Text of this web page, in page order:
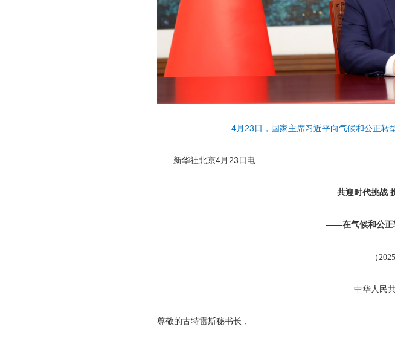
4月23日，国家主席习近平向气候和公正转
新华社北京4月23日电
共迎时代挑战
——在气候和公正
（
中华人民
尊敬的古特雷斯秘书长，